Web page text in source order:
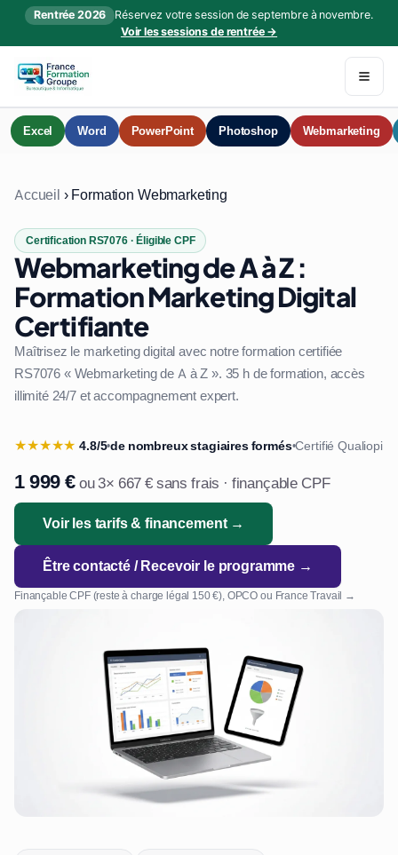
Rentrée 2026
Réservez votre session de septembre à novembre.
Voir les sessions de rentrée →
Excel Word PowerPoint Photoshop Webmarketing
Accueil › Formation Webmarketing
Certification RS7076 · Éligible CPF
Webmarketing de A à Z :
Formation Marketing Digital
Certifiante
Maîtrisez le marketing digital avec notre formation certifiée
RS7076 « Webmarketing de A à Z ». 35 h de formation, accès
illimité 24/7 et accompagnement expert.
★★★★★ 4.8/5•de nombreux stagiaires formés•Certifié Qualiopi
1 999 €ou 3× 667 € sans frais · finançable CPF
Voir les tarifs & financement →
Être contacté / Recevoir le programme →
Finançable CPF (reste à charge légal 150 €), OPCO ou France Travail →